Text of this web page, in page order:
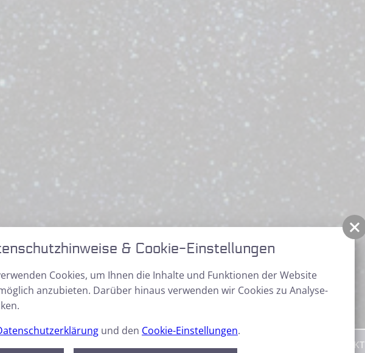
KONTAKT
& Cookie-Einstellungen
Cookies, um Ihnen die Inhalte und Funktionen der Website
anzubieten. Darüber hinaus verwenden wir Cookies zu Analyse-
und den Cookie-Einstellungen.